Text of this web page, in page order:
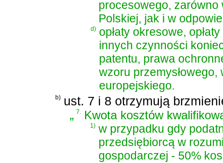
procesowego,
Polskiej, jak i w
d) opłaty okresowe,
innych czynności
patentu, prawa
wzoru
europejskiego.
b) ust. 7 i 8 otrzymują
„ 7. Kwota kosztów
1) w przypadku gdy
przedsiębiorcą w
gospodarczej - 50%